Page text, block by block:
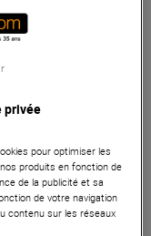
:
:
:
B2SP BK avec
casque audio
pupitre. Il s'agit là
privée
pour optimiser les
produits en fonction de
de la publicité et sa
de votre navigation
contenu sur les réseaux